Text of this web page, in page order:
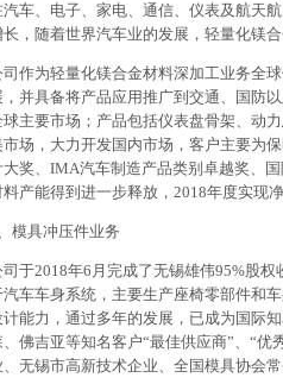
汽车、电子、家电、通信、仪表及航天
长，随着世界汽车业的发展，轻量化镁
司作为轻量化镁合金材料深加工业务全
，并具备将产品应用推广到交通、国防
球主要市场；产品包括仪表盘骨架、动
市场，大力开发国内市场，客户主要为
大奖、IMA汽车制造产品类别卓越奖、
料产能得到进一步释放，2018年度实现
模具冲压件业务
司于2018年6月完成了无锡雄伟95%股
汽车车身系统，主要生产座椅零部件和
计能力，通过多年的发展，已成为国际
、佛吉亚等知名客户“最佳供应商”、“
、无锡市高新技术企业、全国模具协会